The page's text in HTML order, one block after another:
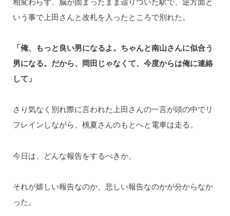
いう事で上田さんと改札を入ったところで別れた。
「俺、もっと良い男になるよ。ちゃんと南山さんに似合う
男になる。だから、岡田じゃなくて、今度からは俺に連絡
して」
さり気なく別れ際に言われた上田さんの一言が頭の中でリ
フレインしながら、桃夏さんのもとへと電車は走る。
今日は、どんな報告をするべきか。
それが嬉しい報告なのか、悲しい報告なのかが分からなか
った。